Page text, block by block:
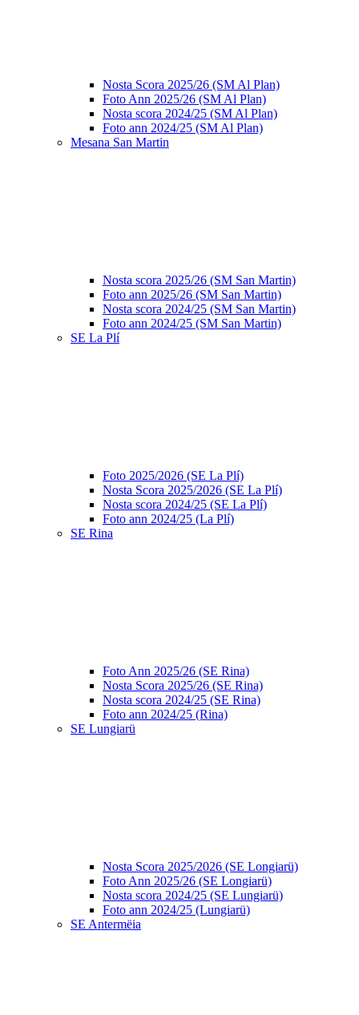
Nosta Scora 2025/26 (SM Al Plan)
Foto Ann 2025/26 (SM Al Plan)
Nosta scora 2024/25 (SM Al Plan)
Foto ann 2024/25 (SM Al Plan)
Mesana San Martin
Nosta scora 2025/26 (SM San Martin)
Foto ann 2025/26 (SM San Martin)
Nosta scora 2024/25 (SM San Martin)
Foto ann 2024/25 (SM San Martin)
SE La Plí
Foto 2025/2026 (SE La Plí)
Nosta Scora 2025/2026 (SE La Plí)
Nosta scora 2024/25 (SE La Plí)
Foto ann 2024/25 (La Plí)
SE Rina
Foto Ann 2025/26 (SE Rina)
Nosta Scora 2025/26 (SE Rina)
Nosta scora 2024/25 (SE Rina)
Foto ann 2024/25 (Rina)
SE Lungiarü
Nosta Scora 2025/2026 (SE Longiarü)
Foto Ann 2025/26 (SE Longiarü)
Nosta scora 2024/25 (SE Lungiarü)
Foto ann 2024/25 (Lungiarü)
SE Antermëia